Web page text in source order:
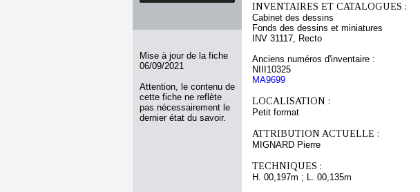
Mise à jour de la fiche
06/09/2021
Attention, le contenu de
cette fiche ne reflète
pas nécessairement le
dernier état du savoir.
INVENTAIRES ET CATALOGUES :
Cabinet des dessins
Fonds des dessins et miniatures
INV 31117, Recto
Anciens numéros d'inventaire :
NIII10325
MA9699
LOCALISATION :
Petit format
ATTRIBUTION ACTUELLE :
MIGNARD Pierre
TECHNIQUES :
H. 00,197m ; L. 00,135m